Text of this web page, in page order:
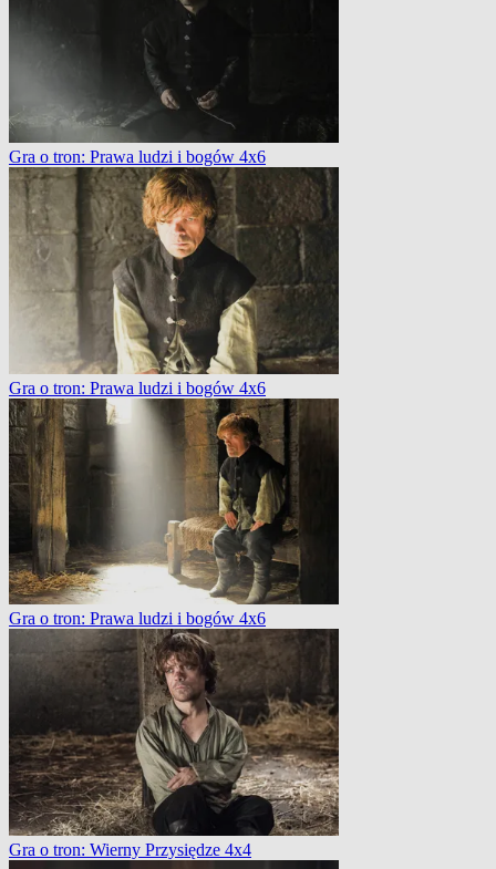
Gra o tron: Prawa ludzi i bogów 4x6
Gra o tron: Prawa ludzi i bogów 4x6
Gra o tron: Prawa ludzi i bogów 4x6
Gra o tron: Wierny Przysiędze 4x4